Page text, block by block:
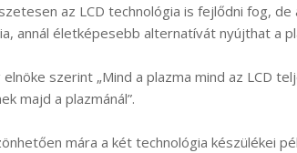
az LCD technológia is fejlődni fog, de
annál életképesebb alternatívát nyújthat a
szerint „Mind a plazma mind az LCD
majd a plazmánál”.
mára a két technológia készülékei